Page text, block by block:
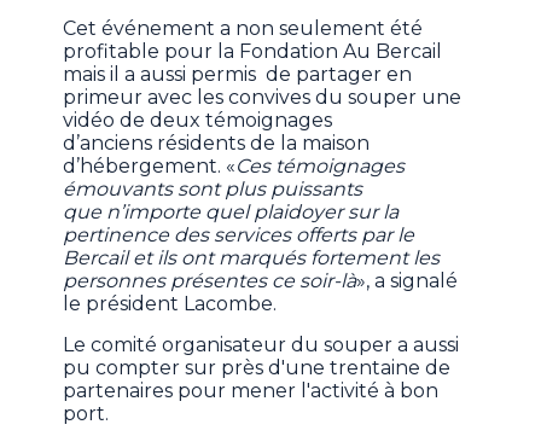
Cet événement a non seulement été
profitable pour la Fondation Au Bercail
mais il a aussi permis de partager en
primeur avec les convives du souper une
vidéo de deux témoignages
d’anciens résidents de la maison
d’hébergement. «Ces témoignages
émouvants sont plus puissants
que n’importe quel plaidoyer sur la
pertinence des services offerts par le
Bercail et ils ont marqués fortement les
personnes présentes ce soir-là», a signalé
le président Lacombe.
Le comité organisateur du souper a aussi
pu compter sur près d'une trentaine de
partenaires pour mener l'activité à bon
port.